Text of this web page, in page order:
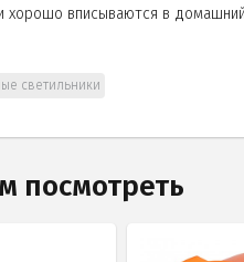
хорошо вписываются в
светильники
посмотреть